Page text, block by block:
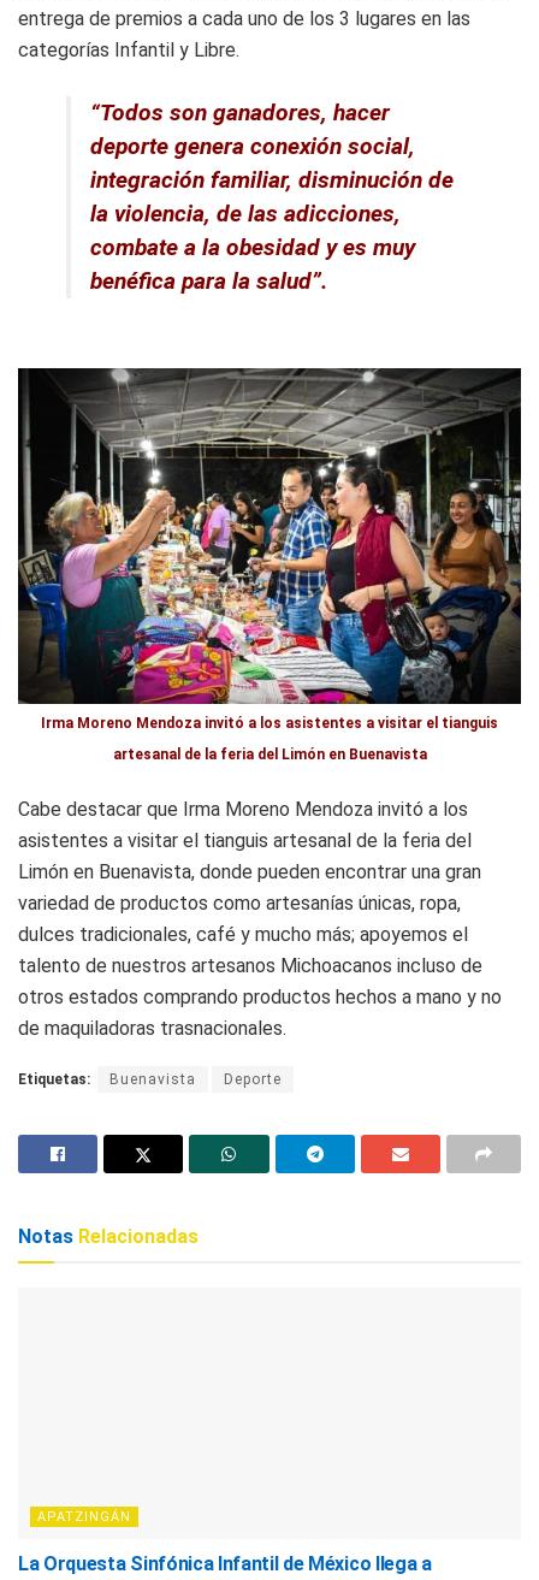
entrega de premios a cada uno de los 3 lugares en las
categorías Infantil y Libre.
“Todos son ganadores, hacer
deporte genera conexión social,
integración familiar, disminución de
la violencia, de las adicciones,
combate a la obesidad y es muy
benéfica para la salud”.
Irma Moreno Mendoza invitó a los asistentes a visitar el tianguis
artesanal de la feria del Limón en Buenavista
Cabe destacar que Irma Moreno Mendoza invitó a los
asistentes a visitar el tianguis artesanal de la feria del
Limón en Buenavista, donde pueden encontrar una gran
variedad de productos como artesanías únicas, ropa,
dulces tradicionales, café y mucho más; apoyemos el
talento de nuestros artesanos Michoacanos incluso de
otros estados comprando productos hechos a mano y no
de maquiladoras trasnacionales.
Etiquetas: Buenavista Deporte
Notas Relacionadas
APATZINGÁN
La Orquesta Sinfónica Infantil de México llega a